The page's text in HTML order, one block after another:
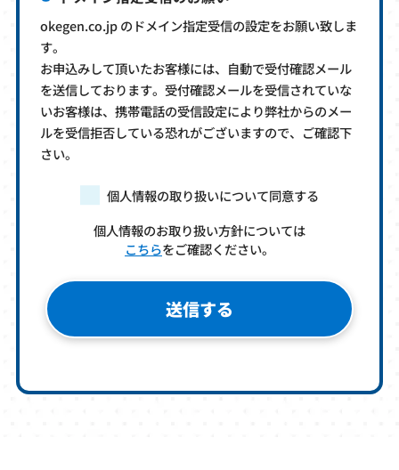
okegen.co.jp のドメイン指定受信の設定をお願い致しま
す。
お申込みして頂いたお客様には、自動で受付確認メール
を送信しております。受付確認メールを受信されていな
いお客様は、携帯電話の受信設定により弊社からのメー
ルを受信拒否している恐れがございますので、ご確認下
さい。
個人情報の取り扱いについて同意する
個人情報のお取り扱い方針については
こちらをご確認ください。